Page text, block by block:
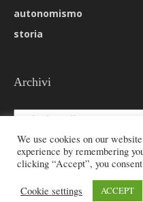
autonomismo
storia
Archivi
Archivi
© 2026 All
We use cookies on our
experience by remembering
clicking “Accept”, you
Cookie settings ACCEPT